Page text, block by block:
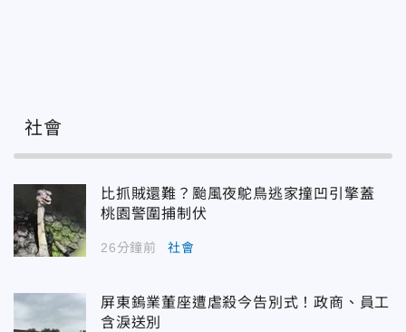
社會
比抓賊還難？颱風夜鴕鳥逃家撞凹引擎蓋
桃園警圍捕制伏
26分鐘前 社會
屏東鎢業董座遭虐殺今告別式！政商、員工
含淚送別